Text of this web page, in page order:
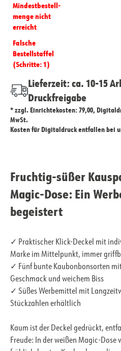
Mindest­­bestell­­
menge nicht
erreicht
Falsche
Bestellstaffel
(Schritte: 1)
Lieferzeit: ca. 10-15
Druckfreigabe
* zzgl. Einrichtekosten: 79,00,
MwSt.
Kosten für Digitaldruck entfallen bei
Fruchtig-süßer
Magic-Dose: Ein
begeistert
✓ Praktischer Klick-Deckel mit
Marke im Mittelpunkt, immer
✓ Fünf bunte Kaubonbonsorten
Geschmack und weichem Biss
✓ Süßes Werbemittel mit
Stückzahlen erhältlich
Kaum ist der Deckel gedrückt,
Freude: In der weißen Magic-Dose